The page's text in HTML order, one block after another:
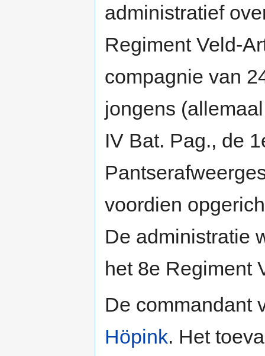
administratief
Regiment Veld-
compagnie van
jongens
IV Bat. Pag., de
voordien
De administratie
het 8e Regiment
De commandant
Höpink. Het